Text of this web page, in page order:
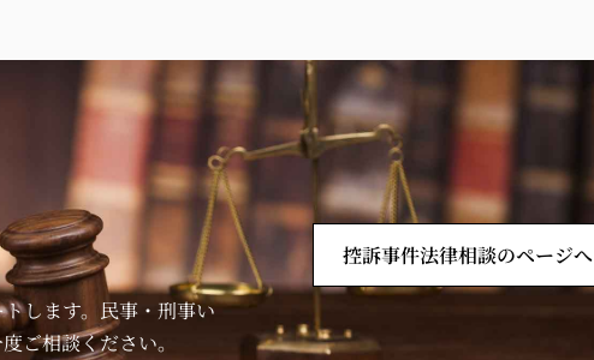
します。民事・刑事い
ご相談ください。
控訴事件法律相談のページへ